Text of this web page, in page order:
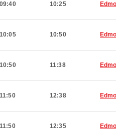
09:40 10:25
10:05 10:50
10:50 11:38
11:50 12:38
11:50 12:35